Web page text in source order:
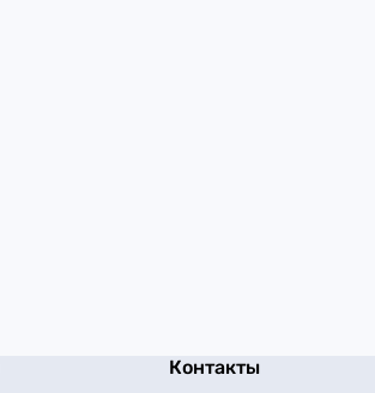
Контакты